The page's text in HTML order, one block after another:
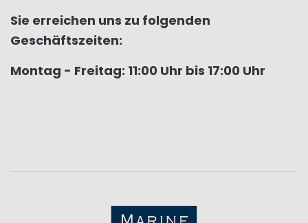
Sie erreichen uns zu folgenden
Geschäftszeiten:
Montag - Freitag: 11:00 Uhr bis 17:00 Uhr